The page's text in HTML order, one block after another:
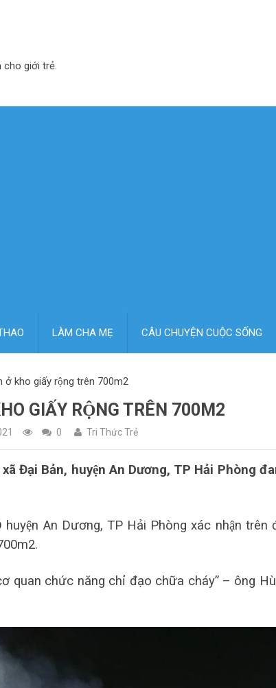
cho giới trẻ.
LÀM CHA MẸ CÂU CHUYỆN CUỘC SỐNG
ở kho giấy rộng trên 700m2
GIẤY RỘNG TRÊN 700M2
0 Tri Thức Trẻ
Đại Bản, huyện An Dương, TP Hải Phòng
An Dương, TP Hải Phòng xác nhận trên
quan chức năng chỉ đạo chữa cháy” – ông